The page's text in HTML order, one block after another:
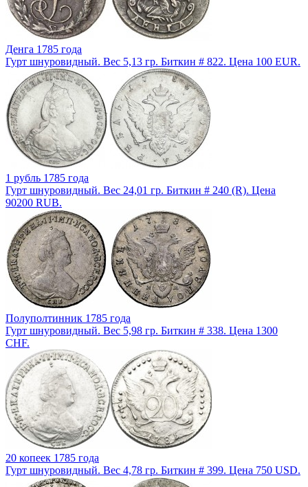
Денга 1785 года
Гурт шнуровидный. Вес 5,13 гр. Биткин # 822. Цена 100 EUR.
1 рубль 1785 года
Гурт шнуровидный. Вес 24,01 гр. Биткин # 240 (R). Цена
90200 RUB.
Полуполтинник 1785 года
Гурт шнуровидный. Вес 5,98 гр. Биткин # 338. Цена 1300
CHF.
20 копеек 1785 года
Гурт шнуровидный. Вес 4,78 гр. Биткин # 399. Цена 750 USD.